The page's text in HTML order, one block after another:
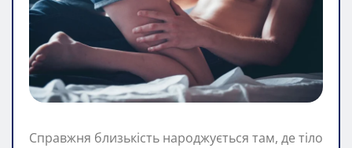
Справжня близькість народжується там, де тіло